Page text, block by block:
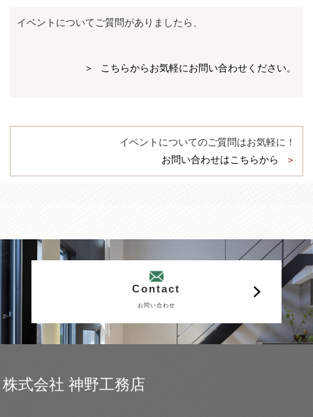
イベントについてご質問がありましたら、
こちらからお気軽にお問い合わせください。
イベントについてのご質問はお気軽に！
お問い合わせはこちらから
Contact
お問い合わせ
株式会社 神野工務店